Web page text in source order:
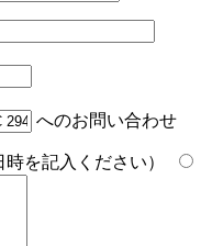
へのお問い合わせ
を記入ください）